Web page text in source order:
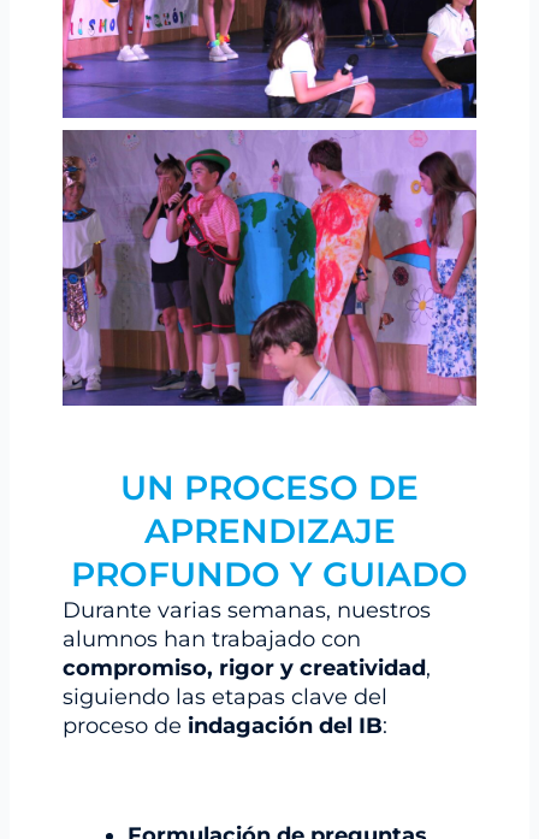
UN PROCESO DE
APRENDIZAJE
PROFUNDO Y GUIADO
Durante varias semanas, nuestros
alumnos han trabajado con
compromiso, rigor y creatividad,
siguiendo las etapas clave del
proceso de indagación del IB: